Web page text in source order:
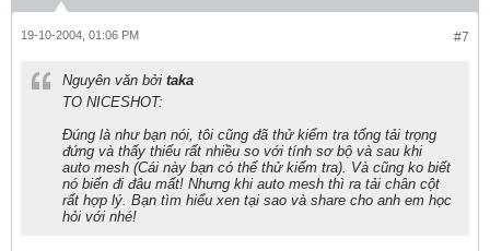
#7
19-10-2004, 01:06 PM
Nguyên văn bởi taka
TO NICESHOT:
Đúng là như bạn nói, tôi cũng đã thử kiểm tra tổng tải trọng
đứng và thấy thiếu rất nhiều so với tính sơ bộ và sau khi
auto mesh (Cái này bạn có thể thử kiểm tra). Và cũng ko biết
nó biến đi đâu mất! Nhưng khi auto mesh thì ra tải chân cột
rất hợp lý. Bạn tìm hiểu xen tại sao và share cho anh em học
hỏi với nhé!